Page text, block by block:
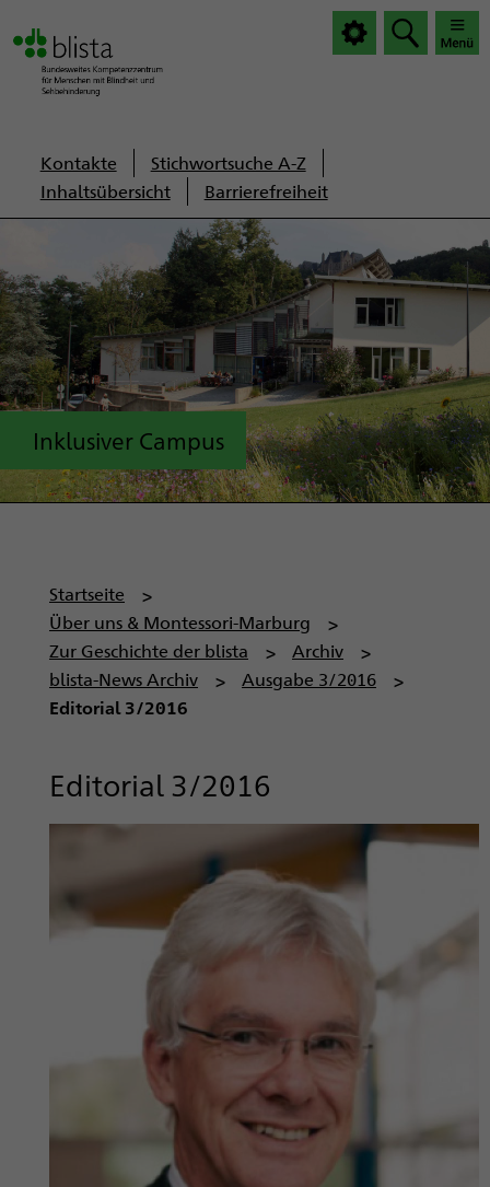
Servicenavigation
Kontakte
Stichwortsuche A-Z
Inhaltsübersicht
Barrierefreiheit
Inklusiver Campus
P
f
a
d
n
g
o
Startseite
Über uns & Montessori-Marburg
Zur Geschichte der blista
Archiv
blista-News Archiv
Ausgabe 3/2016
Editorial 3/2016
Editorial 3/2016